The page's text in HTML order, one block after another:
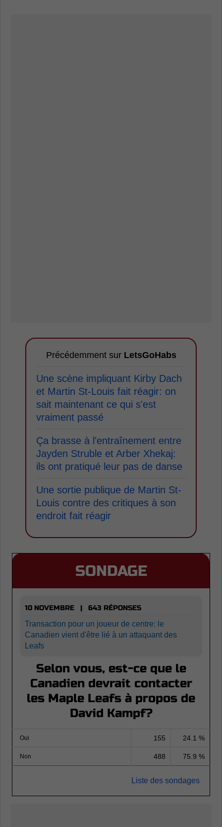
Précédemment sur LetsGoHabs
Une scène impliquant Kirby Dach
et Martin St-Louis fait réagir: on
sait maintenant ce qui s'est
vraiment passé
Ça brasse à l'entraînement entre
Jayden Struble et Arber Xhekaj:
ils ont pratiqué leur pas de danse
Une sortie publique de Martin St-
Louis contre des critiques à son
endroit fait réagir
SONDAGE
10 NOVEMBRE | 643 RÉPONSES
Transaction pour un joueur de centre: le
Canadien vient d'être lié à un attaquant des
Leafs
Selon vous, est-ce que le
Canadien devrait contacter
les Maple Leafs à propos de
David Kampf?
Oui 155 24.1 %
Non 488 75.9 %
Liste des sondages